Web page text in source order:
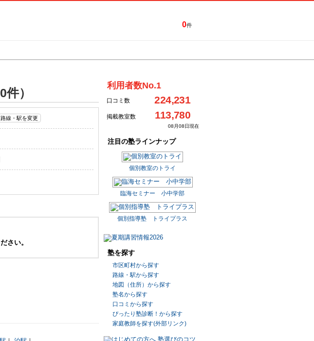
0件
）
路線・駅を変更
さい。
利用者数No.1
口コミ数 224,231
掲載教室数 113,780
08月08日現在
注目の塾ラインナップ
個別教室のトライ
臨海セミナー 小中学部
個別指導塾 トライプラス
塾を探す
市区町村から探す
路線・駅から探す
地図（住所）から探す
塾名から探す
口コミから探す
ぴったり塾診断！から探す
家庭教師を探す(外部リンク)